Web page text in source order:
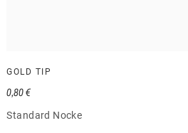
GOLD TIP
Standard Nocke
0,80 €